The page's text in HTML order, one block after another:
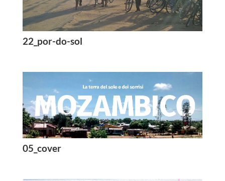
22_por-do-sol
05_cover